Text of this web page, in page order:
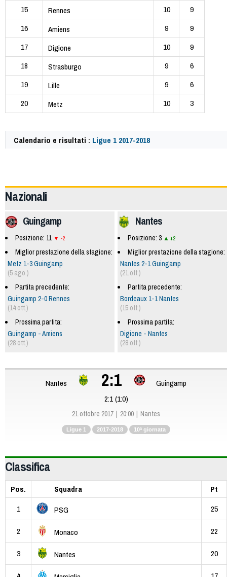
15
Rennes 10
9
16
Amiens 9
9
17
Digione 10
9
18
Strasburgo 9
6
19
Lille 9
6
20
Metz 10 3
Calendario e risultati : Ligue 1 2017-2018
Nazionali
Nantes
Posizione: 3 +2
Miglior prestazione della stagione:
Nantes 2-1 Guingamp
(21 ott.)
Partita precedente:
Bordeaux 1-1 Nantes
(15 ott.)
Prossima partita:
Digione - Nantes
(28 ott.)
Guingamp
Posizione: 11 -2
Miglior prestazione della stagione:
Metz 1-3 Guingamp
(5 ago.)
Partita precedente:
Guingamp 2-0 Rennes
(14 ott.)
Prossima partita:
Guingamp - Amiens
(28 ott.)
Nantes 2:1
Guingamp
2:1 (1:0)
21 ottobre 2017 20:00 Nantes
Ligue 1 2017-2018 10ª giornata
Classifica
Pos. Squadra
Pt
1
PSG 25
2 Monaco 22
3 Nantes 20